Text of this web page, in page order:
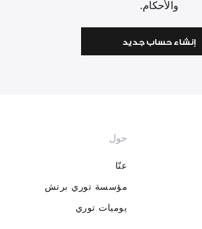
والأحكام.
إنشاء حساب جديد
حول
عنّا
مؤسسة توري برتش
يوميات توري